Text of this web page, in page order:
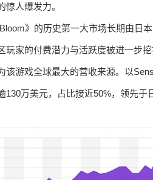
人爆发力。
》的历史第一大市场长期由日本
家的付费潜力与活跃度被进一步
游戏全球最大的营收来源。以
万美元，占比接近50%，领先于